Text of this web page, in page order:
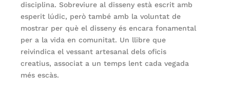
disciplina. Sobreviure al disseny està escrit amb
esperit lúdic, però també amb la voluntat de
mostrar per què el disseny és encara fonamental
per a la vida en comunitat. Un llibre que
reivindica el vessant artesanal dels oficis
creatius, associat a un temps lent cada vegada
més escàs.